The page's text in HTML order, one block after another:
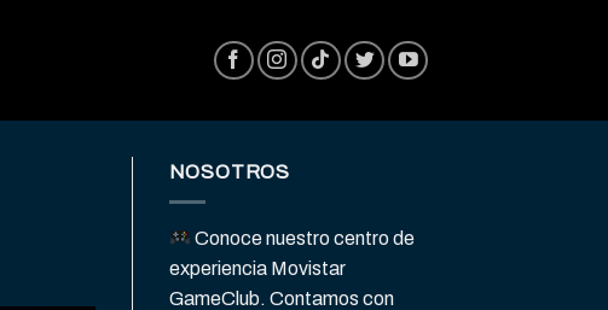
NOSOTROS
Conoce nuestro centro de
experiencia Movistar
GameClub. Contamos con